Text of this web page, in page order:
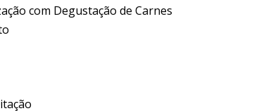
com Degustação de Carnes